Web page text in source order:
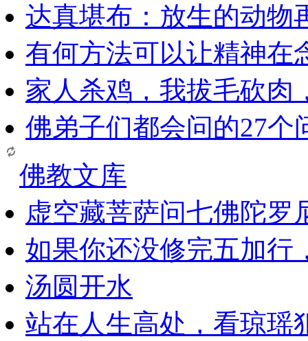
达真堪布：放生的动物
有何方法可以让精神在
家人杀鸡，我拔毛砍肉
佛弟子们都会问的27个
佛教文库
虚空藏菩萨问七佛陀罗
如果你还没修完五加行
汤圆开水
站在人生高处，看琼瑶